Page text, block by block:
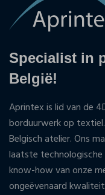
Specialist in
België!
Aprintex is lid van de
borduurwerk op
Belgisch atelier. Ons
laatste
know-how van onze
ongeëvenaard